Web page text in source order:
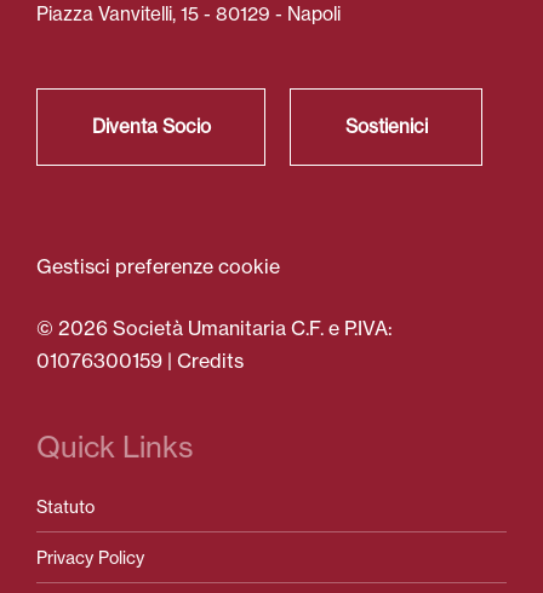
Piazza Vanvitelli, 15 - 80129 - Napoli
Diventa Socio Sostienici
Gestisci preferenze cookie
© 2026 Società Umanitaria C.F. e P.IVA:
01076300159 | Credits
Quick Links
Statuto
Privacy Policy